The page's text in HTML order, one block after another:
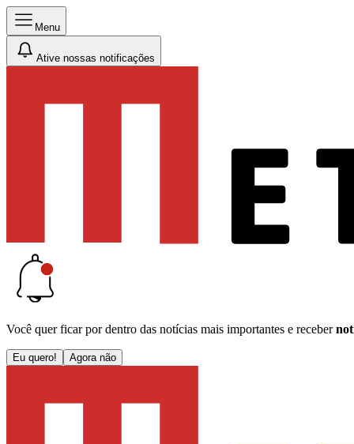
Menu
Ative nossas notificações
Você quer ficar por dentro das notícias mais importantes e receber
Eu quero! Agora não